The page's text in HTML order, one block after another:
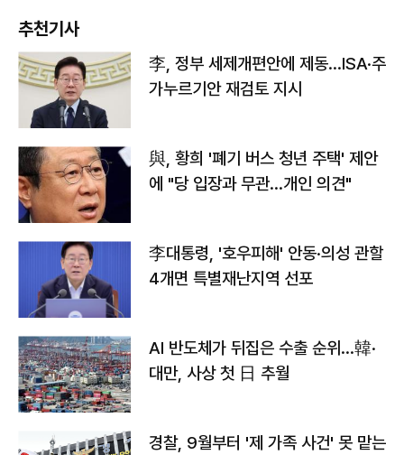
추천기사
李, 정부 세제개편안에 제동…ISA·주
가누르기안 재검토 지시
與, 황희 '폐기 버스 청년 주택' 제안
에 "당 입장과 무관…개인 의견"
李대통령, '호우피해' 안동·의성 관할
4개면 특별재난지역 선포
AI 반도체가 뒤집은 수출 순위…韓·
대만, 사상 첫 日 추월
경찰, 9월부터 '제 가족 사건' 못 맡는